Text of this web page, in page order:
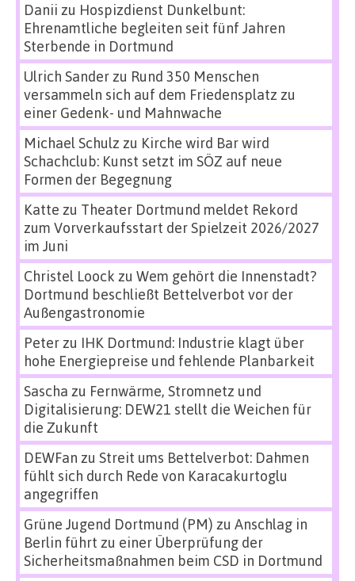
Danii zu Hospizdienst Dunkelbunt:
Ehrenamtliche begleiten seit fünf Jahren
Sterbende in Dortmund
Ulrich Sanderzu Rund 350 Menschen
versammeln sich auf dem Friedensplatz zu
einer Gedenk- und Mahnwache
Michael Schulz zu Kirche wird Bar wird
Schachclub: Kunst setzt im SÖZ auf neue
Formen der Begegnung
Katte zu Theater Dortmund meldet Rekord
zum Vorverkaufsstart der Spielzeit 2026/2027
im Juni
Christel Loock zu Wem gehört die Innenstadt?
Dortmund beschließt Bettelverbot vor der
Außengastronomie
Peterzu IHK Dortmund: Industrie klagt über
hohe Energiepreise und fehlende Planbarkeit
Sascha zu Fernwärme, Stromnetz und
Digitalisierung: DEW21 stellt die Weichen für
die Zukunft
DEWFan zu Streit ums Bettelverbot: Dahmen
fühlt sich durch Rede von Karacakurtoglu
angegriffen
Grüne Jugend Dortmund (PM) zu Anschlag in
Berlin führt zu einer Überprüfung der
Sicherheitsmaßnahmen beim CSD in Dortmund